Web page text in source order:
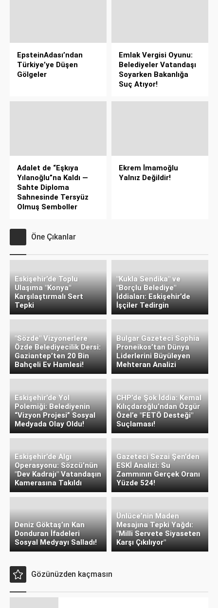
EpsteinAdası’ndan
Türkiye’ye Düşen
Gölgeler
Emlak Vergisi Oyunu:
Belediyeler Vatandaşı
Soyarken Bakanlığa
Suç Atıyor!
Adalet de “Eşkıya
Yılanoğlu”na Kaldı —
Sahte Diploma
Sahnesinde Tersyüz
Olmuş Semboller
Ekrem İmamoğlu
Yalnız Değildir!
Öne Çıkanlar
Eskişehir’de Toplu
Ulaşıma "Konya"
Karşılaştırmalı Sert
Tepki
"Kukla Sendika" ve
"Borçlu Belediye"
İddiaları: Eskişehir’de
İşçiler Tedirgin
"Sözde" Vizyonerlere
Özde Belediyecilik Dersi:
Gaziantep’ten 20 Bin
Bahçeli Ev Hamlesi!
Bulgar Gazeteci Sophia
Proneikos’tan Dünya
Liderlerini Büyüleyen
Mehteran Analizi
Eskişehir’de Yol
Polemiği: Belediyenin
“Vizyon Projesi” Sosyal
Medyada Olay Oldu!
CHP’de Şok İddia: Kemal
Kılıçdaroğlu’ndan Özgür
Özel’e "FETÖ Desteği"
Suçlaması!
Eskişehir’de Algı
Operasyonu: Sözcü’nün
"Dev Kadrajı" Vatandaşın
Kamerasına Takıldı
Gazeteci Sezai Şen’den
ESKİ Analizi: Su
Zammının Gerçek Oranı
Yüzde 524!
Deniz Göktaş’ın Kan
Donduran İfadeleri
Sosyal Medyayı Salladı!
Ünlüce’nin Maden
Mesajına Tepki Yağdı:
"Milli Servete Siyaseten
Karşı Çıkılıyor"
Gözünüzden kaçmasın